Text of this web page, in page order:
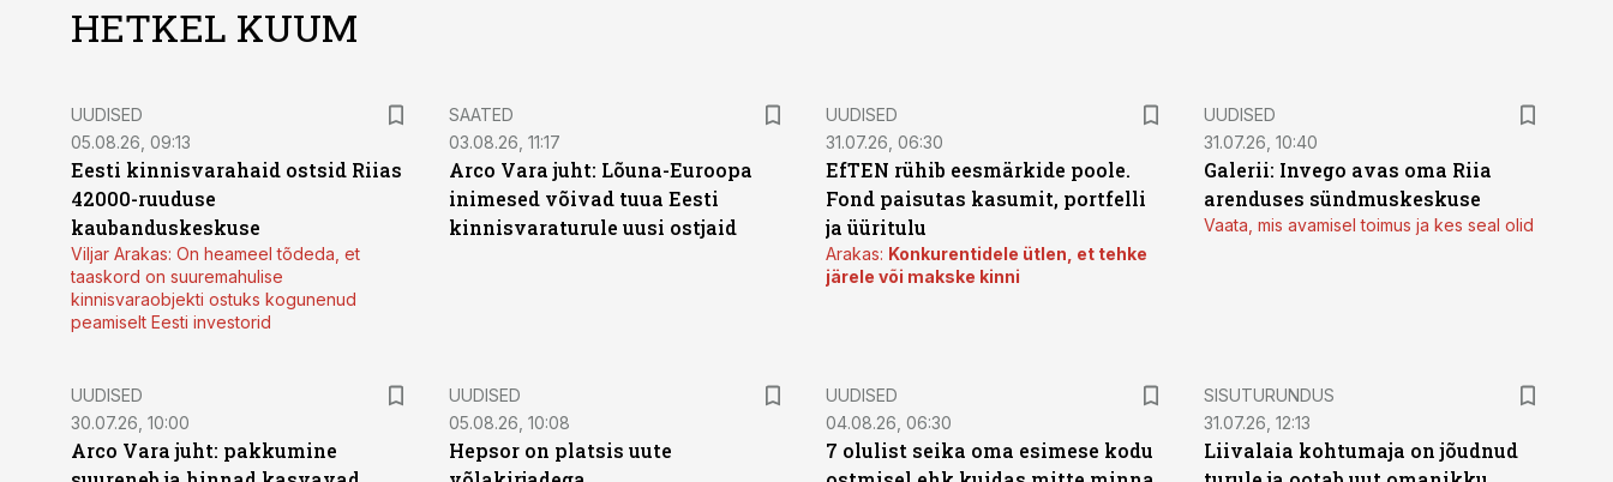
HETKEL KUUM
UUDISED
05.08.26, 09:13
Eesti kinnisvarahaid ostsid Riias
42000-ruuduse
kaubanduskeskuse
Viljar Arakas: On heameel tõdeda, et
taaskord on suuremahulise
kinnisvaraobjekti ostuks kogunenud
peamiselt Eesti investorid
SAATED
03.08.26, 11:17
Arco Vara juht: Lõuna-Euroopa
inimesed võivad tuua Eesti
kinnisvaraturule uusi ostjaid
UUDISED
31.07.26, 06:30
EfTEN rühib eesmärkide poole.
Fond paisutas kasumit, portfelli
ja üüritulu
Arakas: Konkurentidele ütlen, et tehke
järele või makske kinni
UUDISED
31.07.26, 10:40
Galerii: Invego avas oma Riia
arenduses sündmuskeskuse
Vaata, mis avamisel toimus ja kes seal olid
UUDISED
30.07.26, 10:00
Arco Vara juht: pakkumine
UUDISED
05.08.26, 10:08
Hepsor on platsis uute
UUDISED
04.08.26, 06:30
7 olulist seika oma esimese kodu
ST
SISUTURUNDUS
31.07.26, 12:13
Liivalaia kohtumaja on jõudnud